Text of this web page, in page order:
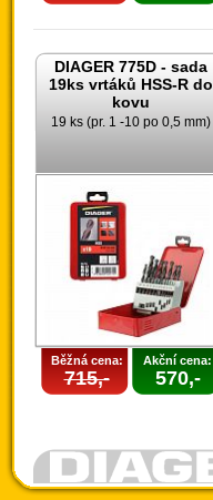
DIAGER 775D - sada
19ks vrtáků HSS-R do
kovu
19 ks (pr. 1 -10 po 0,5 mm)
Běžná cena:
715,-
Akční cena:
570,-